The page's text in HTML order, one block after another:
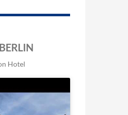
Hotel